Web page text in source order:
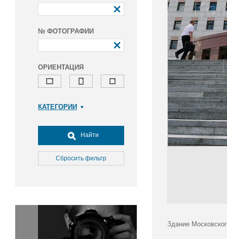
№ ФОТОГРАФИИ
ОРИЕНТАЦИЯ
КАТЕГОРИИ
Досуг, туризм и отдых
Культура
Медицина
Окружающая среда
Политика
Правосудие
Найти
Сбросить фильтр
Здание